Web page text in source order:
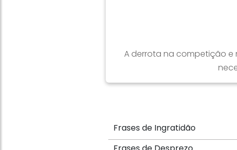
A derrota na competição e
Frases de Ingratidão